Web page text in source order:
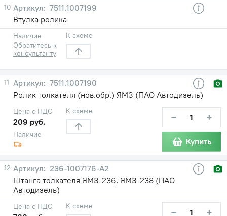
10
7511.1007199
Втулка ролика
Наличие
Обратитесь к
консультанту
К схеме
11
7511.1007190
Ролик толкателя (нов.обр.) ЯМЗ (ПАО Автодизель)
Наличие
Цена с НДС
209 руб.
К схеме − +
Купить
12
236-1007176-А2
Штанга толкателя ЯМЗ-236, ЯМЗ-238 (ПАО
Автодизель)
Цена с НДС К схеме − +